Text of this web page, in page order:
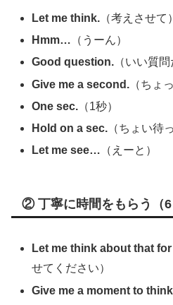
Let me think. （考えさせて）
Hmm… （うーん）
Good question. （いい質問
Give me a second. （ちょ
One sec. （1秒）
Hold on a sec. （ちょい待
Let me see… （えーと）
② 丁寧に時間をもらう（6
Let me think about that
せてください）
Give me a moment to